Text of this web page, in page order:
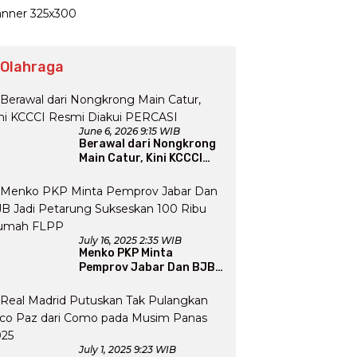
June 6, 2026 9:15 WIB
Berawal dari Nongkrong
Main Catur, Kini KCCCI
July 16, 2025 2:35 WIB
Menko PKP Minta
Pemprov Jabar Dan BJB
100 Ribu Rumah FLPP
July 1, 2025 9:23 WIB